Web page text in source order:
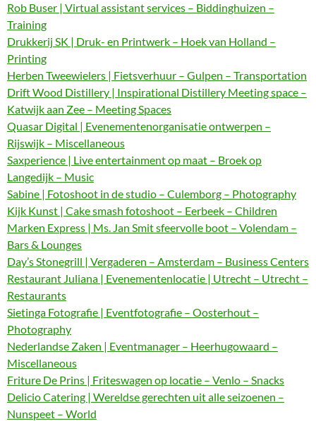
Rob Buser | Virtual assistant services – Biddinghuizen –
Training
Drukkerij SK | Druk- en Printwerk – Hoek van Holland –
Printing
Herben Tweewielers | Fietsverhuur – Gulpen – Transportation
Drift Wood Distillery | Inspirational Distillery Meeting space –
Katwijk aan Zee – Meeting Spaces
Quasar Digital | Evenementenorganisatie ontwerpen –
Rijswijk – Miscellaneous
Saxperience | Live entertainment op maat – Broek op
Langedijk – Music
Sabine | Fotoshoot in de studio – Culemborg – Photography
Kijk Kunst | Cake smash fotoshoot – Eerbeek – Children
Marken Express | Ms. Jan Smit sfeervolle boot – Volendam –
Bars & Lounges
Day’s Stonegrill | Vergaderen – Amsterdam – Business Centers
Restaurant Juliana | Evenementenlocatie | Utrecht – Utrecht –
Restaurants
Sietinga Fotografie | Eventfotografie – Oosterhout –
Photography
Nederlandse Zaken | Eventmanager – Heerhugowaard –
Miscellaneous
Friture De Prins | Friteswagen op locatie – Venlo – Snacks
Delicio Catering | Wereldse gerechten uit alle seizoenen –
Nunspeet – World